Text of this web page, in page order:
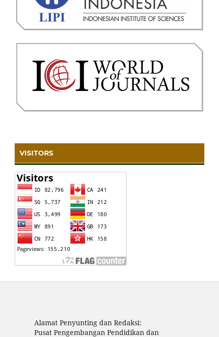
VISITORS
Alamat Penyunting dan Redaksi:
Pusat Pengembangan Pendidikan dan